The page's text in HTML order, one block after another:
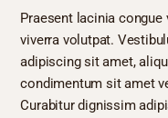
Praesent lacinia
viverra volutpat.
adipiscing sit amet,
condimentum sit amet
Curabitur dignissim